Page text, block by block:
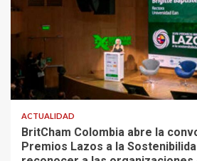
ACTUALIDAD
BritCham Colombia abre la
Premios Lazos a la